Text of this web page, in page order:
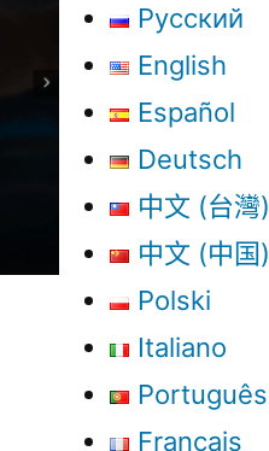
Русский
English
Español
Deutsch
中文 (台灣)
中文 (中国)
Polski
Italiano
Português
Français